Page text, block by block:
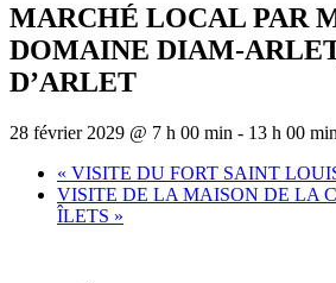
MARCHÉ LOCAL PAR
DOMAINE DIAM-
D’ARLET
28 février 2029 @ 7 h 00 min - 13 h 00 min
« VISITE DU FORT SAINT
VISITE DE LA MAISON DE LA
ÎLETS »